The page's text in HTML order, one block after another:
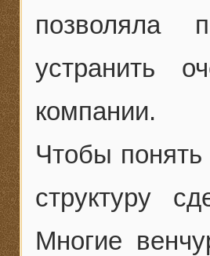
позволяла
устранить
компании.
Чтобы
структуру
Многие